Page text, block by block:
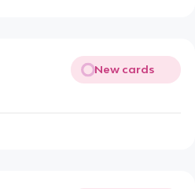
New cards